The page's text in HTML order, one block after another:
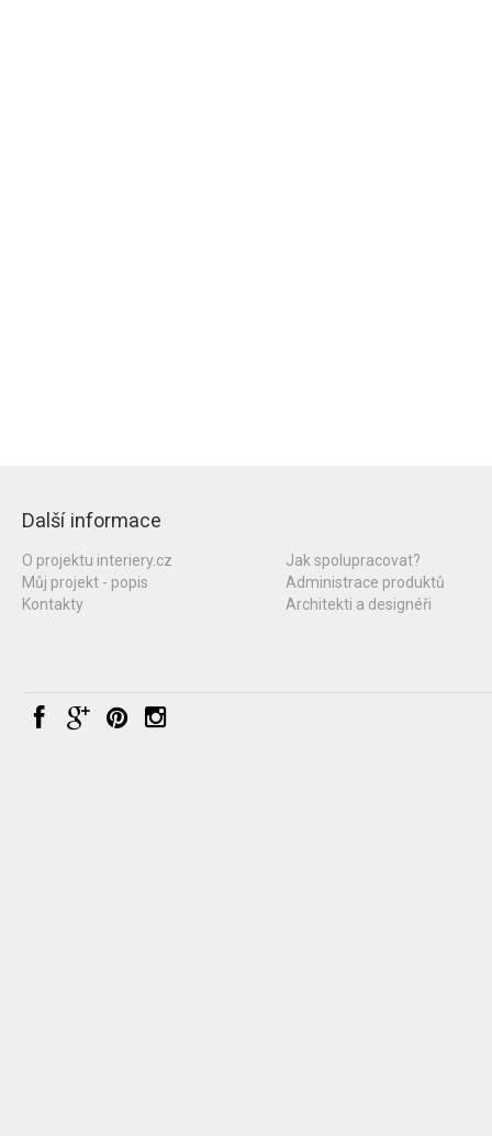
Další informace
O projektu interiery.cz
Můj projekt - popis
Kontakty
Jak spolupracovat?
Administrace produktů
Architekti a designéři